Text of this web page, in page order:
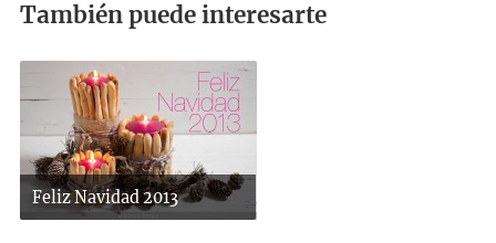
También puede interesarte
Feliz Navidad 2013